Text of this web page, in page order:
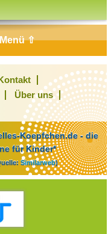
⇧
Über uns
Koepfchen.de - die
für Kinder*
Similarweb)